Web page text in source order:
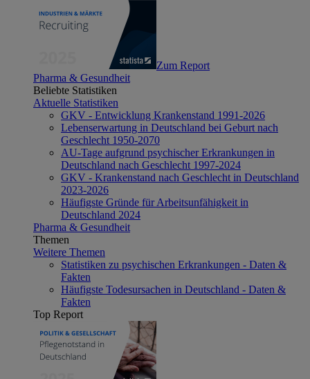
Zum Report
Pharma & Gesundheit
Beliebte Statistiken
Aktuelle Statistiken
GKV - Entwicklung Krankenstand 1991-2026
Lebenserwartung in Deutschland bei Geburt nach
Geschlecht 1950-2070
AU-Tage aufgrund psychischer Erkrankungen in
Deutschland nach Geschlecht 1997-2024
GKV - Krankenstand nach Geschlecht in Deutschland
2023-2026
Häufigste Gründe für Arbeitsunfähigkeit in
Deutschland 2024
Pharma & Gesundheit
Themen
Weitere Themen
Statistiken zu psychischen Erkrankungen - Daten &
Fakten
Häufigste Todesursachen in Deutschland - Daten &
Fakten
Top Report